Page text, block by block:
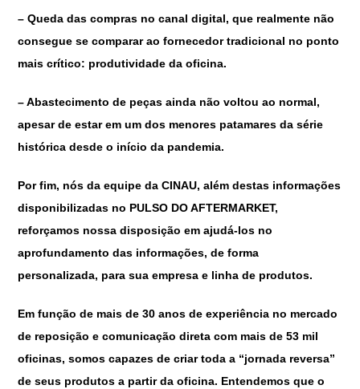
– Queda das compras no canal digital, que realmente não
consegue se comparar ao fornecedor tradicional no ponto
mais crítico: produtividade da oficina.
– Abastecimento de peças ainda não voltou ao normal,
apesar de estar em um dos menores patamares da série
histórica desde o início da pandemia.
Por fim, nós da equipe da CINAU, além destas informações
disponibilizadas no PULSO DO AFTERMARKET,
reforçamos nossa disposição em ajudá-los no
aprofundamento das informações, de forma
personalizada, para sua empresa e linha de produtos.
Em função de mais de 30 anos de experiência no mercado
de reposição e comunicação direta com mais de 53 mil
oficinas, somos capazes de criar toda a “jornada reversa”
de seus produtos a partir da oficina. Entendemos que o